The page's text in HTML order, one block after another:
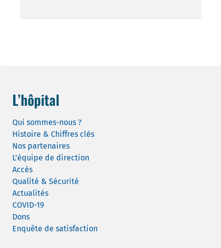
L’hôpital
Qui sommes-nous ?
Histoire & Chiffres clés
Nos partenaires
L’équipe de direction
Accès
Qualité & Sécurité
Actualités
COVID-19
Dons
Enquête de satisfaction